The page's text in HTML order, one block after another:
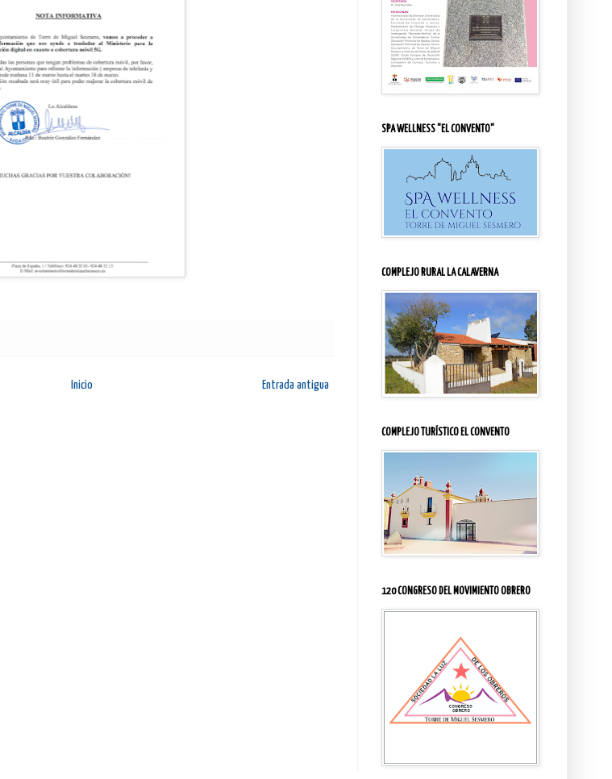
Entrada antigua
Inicio
SPA WELLNESS "EL CONVENTO"
COMPLEJO RURAL LA CALAVERNA
COMPLEJO TURÍSTICO EL CONVENTO
120 CONGRESO DEL MOVIMIENTO OBRERO